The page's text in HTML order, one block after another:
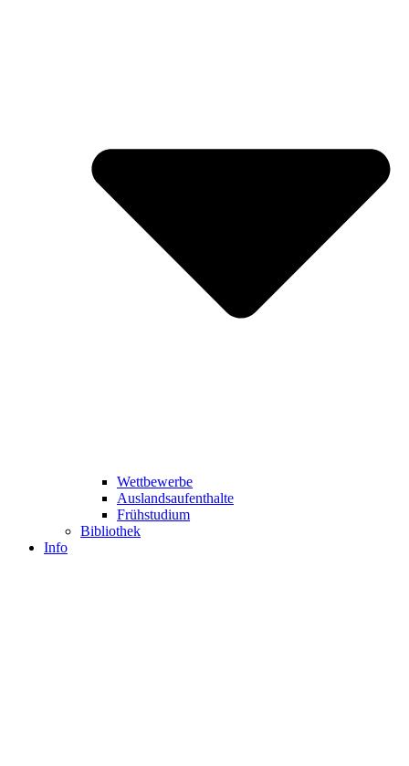
Wettbewerbe
Auslandsaufenthalte
Frühstudium
Bibliothek
Info